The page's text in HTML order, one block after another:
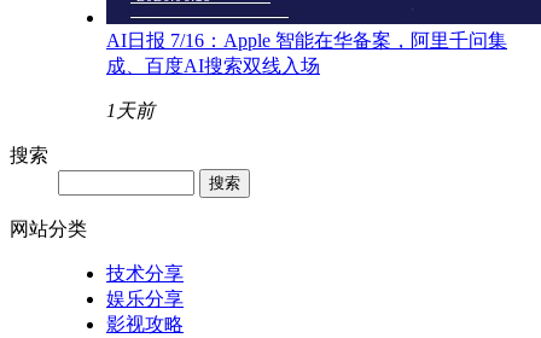
AI日报 7/16：Apple 智能在华备案，阿里千问集
成、百度AI搜索双线入场
1天前
搜索
网站分类
技术分享
娱乐分享
影视攻略